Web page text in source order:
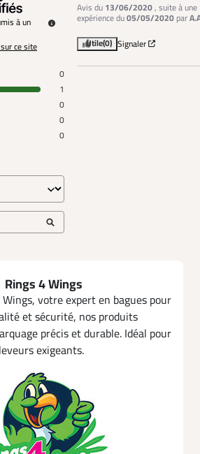
à un
ce site
0
1
0
0
0
Avis du 13/06/2020, suite à une
expérience du05/05/2020 par
Utile(0) Signaler
Rings 4 Wings
votre expert en bagues pour
et sécurité, nos produits
précis et durable. Idéal pour
exigeants.